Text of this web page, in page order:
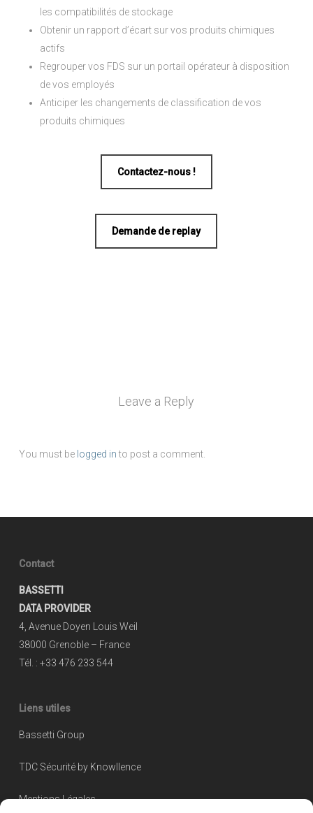
les compatibilités de stockage
Obtenir un rapport d’écart sur vos produits chimiques
actifs
Regrouper vos FDS sur un portail opérateur à disposition
de vos employés
Anticiper les changements de classification de vos
produits chimiques
Contactez-nous !
Demande de replay
Leave a Reply
You must be logged into post a comment.
Contact
BASSETTI
DATA PROVIDER
4, Avenue Doyen Louis Weil
38000 Grenoble – France
Tél. : +33 476 233 544
Liens utiles
Bassetti Group
TDC Sécurité by Knowllence
Mentions Légales